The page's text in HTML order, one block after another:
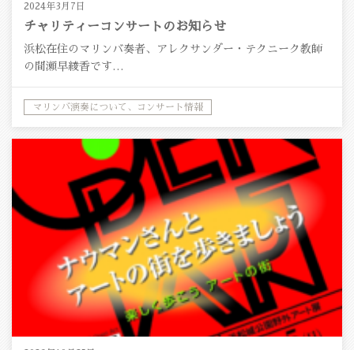
2024年3月7日
チャリティーコンサートのお知らせ
浜松在住のマリンバ奏者、アレクサンダー・テクニーク教師
の間瀬早綾香です…
マリンバ演奏について、コンサート情報